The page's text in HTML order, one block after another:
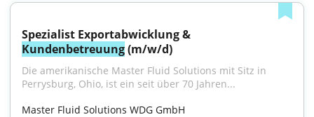
Kundenbetreuung (m/w/d)
Die amerikanische Master Fluid Solutions mit Sitz in
Perrysburg, Ohio, ist ein seit über 70 Jahren...
Master Fluid Solutions WDG GmbH